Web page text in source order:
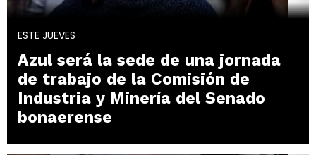
ESTE JUEVES
Azul será la sede de una jornada
de trabajo de la Comisión de
Industria y Minería del Senado
bonaerense